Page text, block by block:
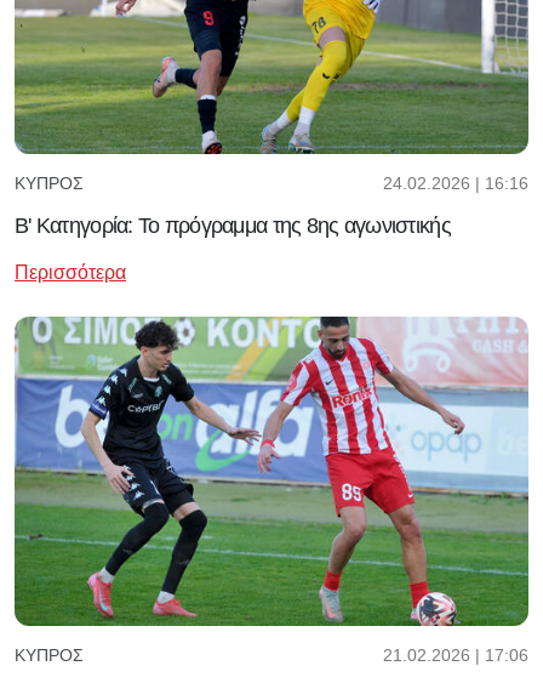
ΚΎΠΡΟΣ 24.02.2026 | 16:16
Β' Κατηγορία: Το πρόγραμμα της 8ης αγωνιστικής
Περισσότερα
ΚΎΠΡΟΣ 21.02.2026 | 17:06